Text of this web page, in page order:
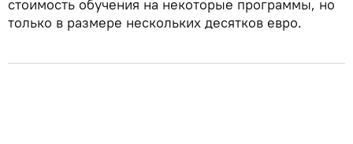
стоимость обучения на некоторые программы, но
только в размере нескольких десятков евро.